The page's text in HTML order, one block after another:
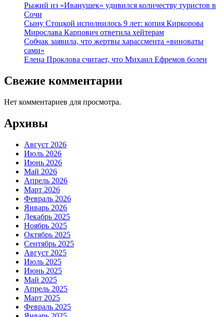
Рыжий из «Иванушек» удивился количеству туристов в
Сочи
Сыну Стоцкой исполнилось 9 лет: копия Киркорова
Мирослава Карпович ответила хейтерам
Собчак заявила, что жертвы харассмента «виноваты
сами»
Елена Проклова считает, что Михаил Ефремов болен
Свежие комментарии
Нет комментариев для просмотра.
Архивы
Август 2026
Июль 2026
Июнь 2026
Май 2026
Апрель 2026
Март 2026
Февраль 2026
Январь 2026
Декабрь 2025
Ноябрь 2025
Октябрь 2025
Сентябрь 2025
Август 2025
Июль 2025
Июнь 2025
Май 2025
Апрель 2025
Март 2025
Февраль 2025